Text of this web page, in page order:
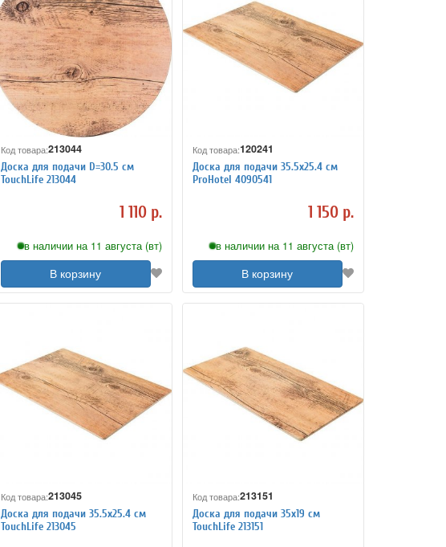
Код товара:213044
Доска для подачи D=30.5 см
TouchLife 213044
1 110 р.
в наличии на 11 августа (вт)
В корзину
Код товара:120241
Доска для подачи 35.5х25.4 см
ProHotel 4090541
1 150 р.
в наличии на 11 августа (вт)
В корзину
Код товара:213045
Доска для подачи 35.5х25.4 см
TouchLife 213045
Код товара:213151
Доска для подачи 35х19 см
TouchLife 213151